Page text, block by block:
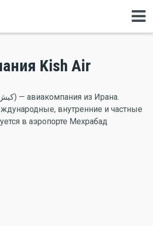
Kish Air
внутренние и частные
в аэропорте Мехрабад